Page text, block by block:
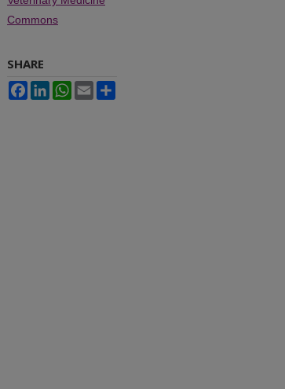
Commons
SHARE
FacebookLinkedInWhatsApp
Email